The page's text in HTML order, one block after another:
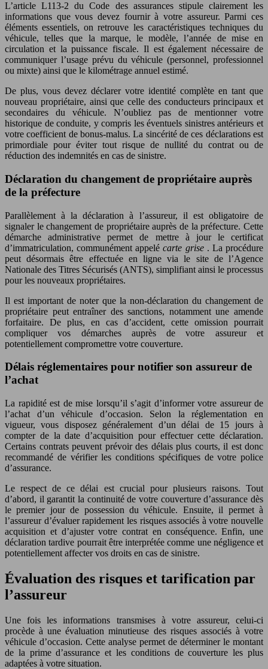
L’article L113-2 du Code des assurances stipule clairement les
informations que vous devez fournir à votre assureur. Parmi ces
éléments essentiels, on retrouve les caractéristiques techniques du
véhicule, telles que la marque, le modèle, l’année de mise en
circulation et la puissance fiscale. Il est également nécessaire de
communiquer l’usage prévu du véhicule (personnel, professionnel
ou mixte) ainsi que le kilométrage annuel estimé.
De plus, vous devez déclarer votre identité complète en tant que
nouveau propriétaire, ainsi que celle des conducteurs principaux et
secondaires du véhicule. N’oubliez pas de mentionner votre
historique de conduite, y compris les éventuels sinistres antérieurs et
votre coefficient de bonus-malus. La sincérité de ces déclarations est
primordiale pour éviter tout risque de nullité du contrat ou de
réduction des indemnités en cas de sinistre.
Déclaration du changement de propriétaire auprès
de la préfecture
Parallèlement à la déclaration à l’assureur, il est obligatoire de
signaler le changement de propriétaire auprès de la préfecture. Cette
démarche administrative permet de mettre à jour le certificat
d’immatriculation, communément appelécarte grise . La procédure
peut désormais être effectuée en ligne via le site de l’Agence
Nationale des Titres Sécurisés (ANTS), simplifiant ainsi le processus
pour les nouveaux propriétaires.
Il est important de noter que la non-déclaration du changement de
propriétaire peut entraîner des sanctions, notamment une amende
forfaitaire. De plus, en cas d’accident, cette omission pourrait
compliquer vos démarches auprès de votre assureur et
potentiellement compromettre votre couverture.
Délais réglementaires pour notifier son assureur de
l’achat
La rapidité est de mise lorsqu’il s’agit d’informer votre assureur de
l’achat d’un véhicule d’occasion. Selon la réglementation en
vigueur, vous disposez généralement d’un délai de 15 jours à
compter de la date d’acquisition pour effectuer cette déclaration.
Certains contrats peuvent prévoir des délais plus courts, il est donc
recommandé de vérifier les conditions spécifiques de votre police
d’assurance.
Le respect de ce délai est crucial pour plusieurs raisons. Tout
d’abord, il garantit la continuité de votre couverture d’assurance dès
le premier jour de possession du véhicule. Ensuite, il permet à
l’assureur d’évaluer rapidement les risques associés à votre nouvelle
acquisition et d’ajuster votre contrat en conséquence. Enfin, une
déclaration tardive pourrait être interprétée comme une négligence et
potentiellement affecter vos droits en cas de sinistre.
Évaluation des risques et tarification par
l’assureur
Une fois les informations transmises à votre assureur, celui-ci
procède à une évaluation minutieuse des risques associés à votre
véhicule d’occasion. Cette analyse permet de déterminer le montant
de la prime d’assurance et les conditions de couverture les plus
adaptées à votre situation.